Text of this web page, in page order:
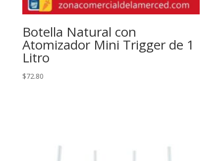
Botella Natural con
Atomizador Mini Trigger de 1
Litro
$72.80